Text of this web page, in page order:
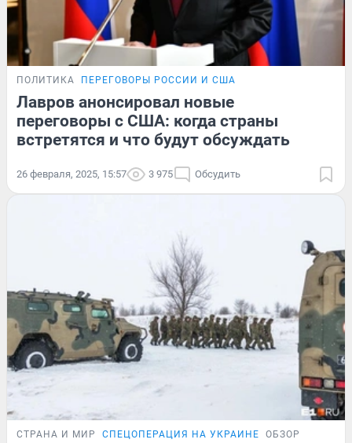
ПОЛИТИКА ПЕРЕГОВОРЫ РОССИИ И США
Лавров анонсировал новые
переговоры с США: когда страны
встретятся и что будут обсуждать
26 февраля, 2025, 15:57 3 975 Обсудить
СТРАНА И МИР СПЕЦОПЕРАЦИЯ НА УКРАИНЕ ОБЗОР